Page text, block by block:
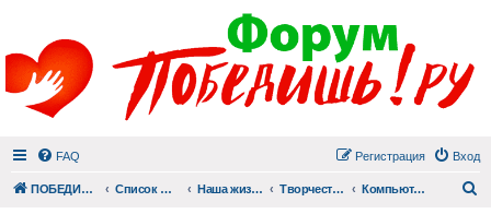
FAQ Вход
Регистрация
ПОБЕДИШЬ.РУ Список форумов Наша жизнь (не всё же о суициде!) Творчество Компьютерная графика